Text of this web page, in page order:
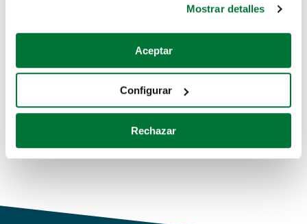
Si lo permite, también quisiéramos:
Recopilar información sobre su ubicación geográfica
Identificar su dispositivo analizándolo activamente
para buscar características específicas (huellas
Obtenga más información sobre cómo se procesan sus
de cookies.
Mostrar detalles
Aceptar
Configurar
Rechazar
Coches de segunda mano
Coches de km0